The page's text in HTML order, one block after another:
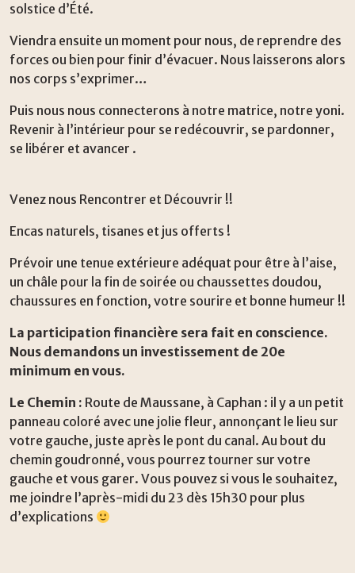
solstice d’Été.
Viendra ensuite un moment pour nous, de reprendre des
forces ou bien pour finir d’évacuer. Nous laisserons alors
nos corps s’exprimer…
Puis nous nous connecterons à notre matrice, notre yoni.
Revenir à l’intérieur pour se redécouvrir, se pardonner,
se libérer et avancer .
Venez nous Rencontrer et Découvrir !!
Encas naturels, tisanes et jus offerts !
Prévoir une tenue extérieure adéquat pour être à l’aise,
un châle pour la fin de soirée ou chaussettes doudou,
chaussures en fonction, votre sourire et bonne humeur !!
La participation financière sera fait en conscience.
Nous demandons un investissement de 20e
minimum en vous.
Le Chemin : Route de Maussane, à Caphan : il y a un petit
panneau coloré avec une jolie fleur, annonçant le lieu sur
votre gauche, juste après le pont du canal. Au bout du
chemin goudronné, vous pourrez tourner sur votre
gauche et vous garer. Vous pouvez si vous le souhaitez,
me joindre l’après-midi du 23 dès 15h30 pour plus
d’explications